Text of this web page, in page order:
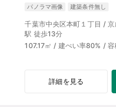
パノラマ画像 建築条件無し
千葉市中央区本町１丁目 /
駅 徒歩13分
107.17㎡ / 建ぺい率80% /
詳細を見る